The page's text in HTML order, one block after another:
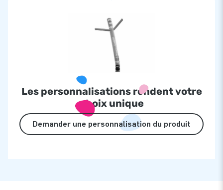
Les personnalisations rendent votre
choix unique
Demander une personnalisation du produit